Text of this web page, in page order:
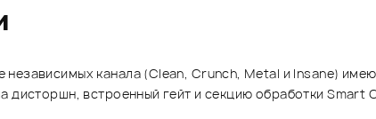
канала (Clean, Crunch, Metal и Insane)
встроенный гейт и секцию обработки Smart